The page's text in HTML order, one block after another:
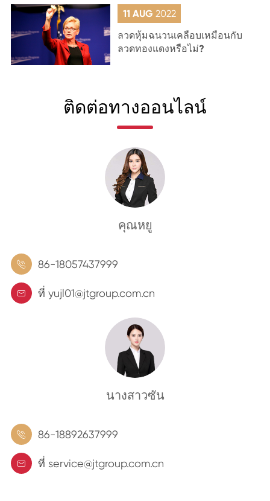
11 AUG 2022
ลวดหุ้มฉนวนเคลือบเหมือนกับ
ลวดทองแดงหรือไม่?
ติดต่อทางออนไลน์
คุณหยู
 86-18057437999
 ที่ yujl01@jtgroup.com.cn
นางสาวซัน
 86-18892637999
 ที่ service@jtgroup.com.cn